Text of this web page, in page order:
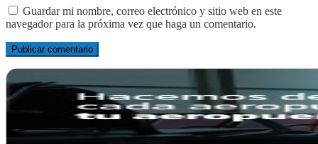
Guardar mi nombre, correo electrónico y sitio web en este
navegador para la próxima vez que haga un comentario.